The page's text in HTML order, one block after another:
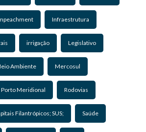
Infraestrutura
irrigação Legislativo
Ambiente Mercosul
Porto Meridional Rodovias
Filantrópicos; SUS; Saúde